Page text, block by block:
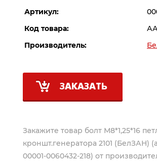
Артикул:
Код товара:
Производитель:
ЗАКАЗАТЬ
Закажите товар болт М8*1,25*16
кроншт.генератора 2101 (БелЗАН)
00001-0060432-218) от